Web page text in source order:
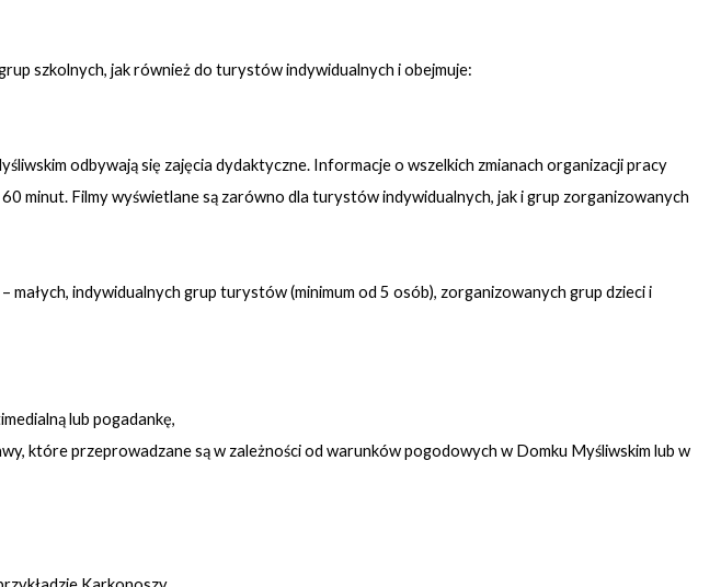
szkolnych, jak również do turystów indywidualnych i obejmuje:
odbywają się zajęcia dydaktyczne. Informacje o wszelkich zmianach organizacji pracy
Filmy wyświetlane są zarówno dla turystów indywidualnych, jak i grup zorganizowanych
indywidualnych grup turystów (minimum od 5 osób), zorganizowanych grup dzieci i
lub pogadankę,
które przeprowadzane są w zależności od warunków pogodowych w Domku Myśliwskim lub w